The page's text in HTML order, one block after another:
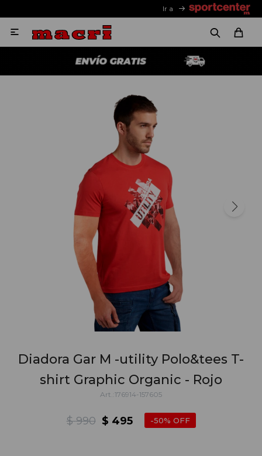
Ir a

Diadora Gar M -utility Polo&tees T-
shirt Graphic Organic - Rojo
176914-157605
$ 495
$ 990 50